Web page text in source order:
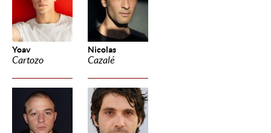
Yoav
Cartozo
Nicolas
Cazalé